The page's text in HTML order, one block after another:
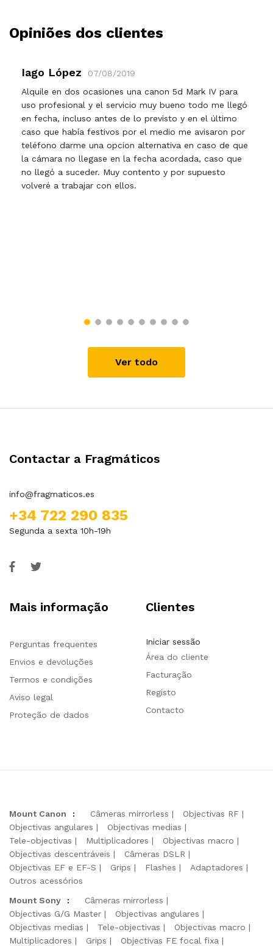
Opiniões dos clientes
Iago López
07/08/2019
Alquile en dos ocasiones una canon 5d Mark IV para
uso profesional y el servicio muy bueno todo me llegó
en fecha, incluso antes de lo previsto y en el último
caso que había festivos por el medio me avisaron por
teléfono darme una opcion alternativa en caso de que
la cámara no llegase en la fecha acordada, caso que
no llegó a suceder. Muy contento y por supuesto
volveré a trabajar con ellos.
Ver todo
Contactar a Fragmáticos
info@fragmaticos.es
+34 722 290 835
Segunda a sexta 10h-19h
Mais informação
Perguntas frequentes
Envios e devoluções
Termos e condições
Aviso legal
Proteção de dados
Clientes
Iniciar sessão
Área do cliente
Facturação
Registo
Contacto
Mount Canon : Câmeras mirrorless
Objectivas RF
Objectivas angulares
Objectivas medias
Tele-objectivas
Multiplicadores
Objectivas macro
Objectivas descentráveis
Câmeras DSLR
Objectivas EF e EF-S
Grips Flashes
Adaptadores
Outros acessórios
Mount Sony
:
Câmeras mirrorless
Objectivas G/G Master
Objectivas angulares
Objectivas medias
Tele-objectivas
Objectivas macro
Multiplicadores
Grips
Objectivas FE focal fixa